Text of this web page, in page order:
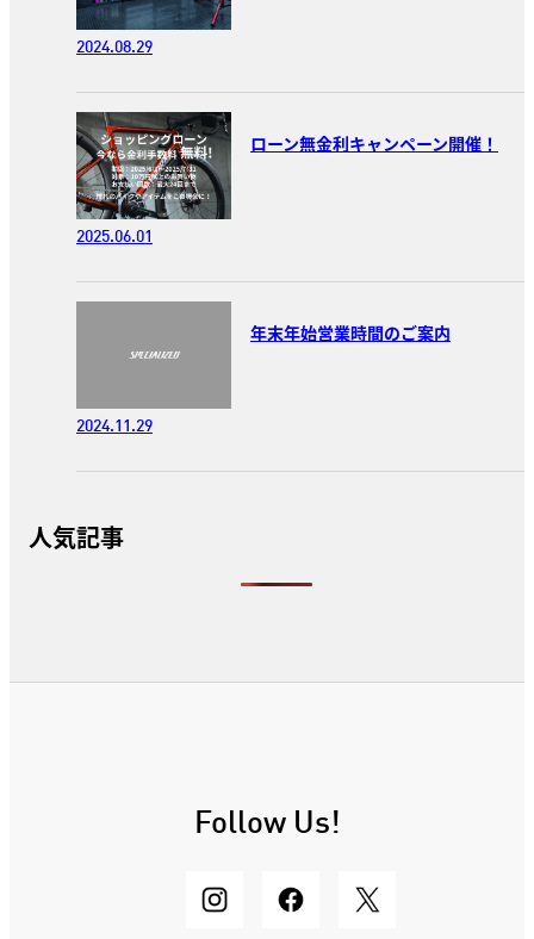
2024.08.29
ローン無金利キャンペーン開催！
2025.06.01
年末年始営業時間のご案内
2024.11.29
人気記事
Follow Us!